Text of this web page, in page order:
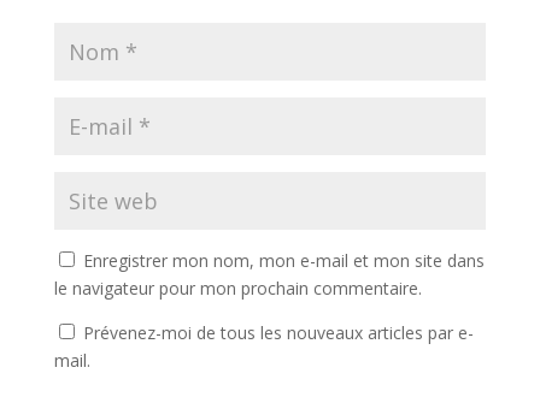
Enregistrer mon nom, mon e-mail et mon site dans
le navigateur pour mon prochain commentaire.
Prévenez-moi de tous les nouveaux articles par e-
mail.